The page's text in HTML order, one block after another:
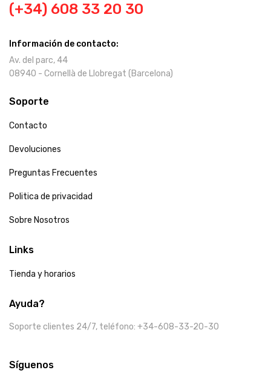
(+34) 608 33 20 30
Información de contacto:
Av. del parc, 44
08940 - Cornellà de Llobregat (Barcelona)
Soporte
Contacto
Devoluciones
Preguntas Frecuentes
Politica de privacidad
Sobre Nosotros
Links
Tienda y horarios
Ayuda?
Soporte clientes 24/7, teléfono: +34-608-33-20-30
Síguenos